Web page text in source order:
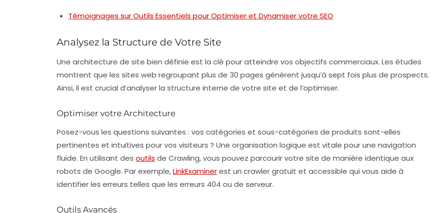
Témoignages sur Outils Essentiels pour Optimiser et Dynamiser votre SEO
Analysez la Structure de Votre Site
Une architecture de site bien définie est la clé pour atteindre vos objectifs commerciaux. Les études
montrent que les sites web regroupant plus de 30 pages génèrent jusqu’à sept fois plus de prospects.
Ainsi, il est crucial d’analyser la structure interne de votre site et de l’optimiser.
Optimiser votre Architecture
Posez-vous les questions suivantes : vos catégories et sous-catégories de produits sont-elles
pertinentes et intuitives pour vos visiteurs ? Une organisation logique est vitale pour une navigation
fluide. En utilisant des outils de Crawling, vous pouvez parcourir votre site de manière identique aux
robots de Google. Par exemple,LinkExaminerest un crawler gratuit et accessible qui vous aide à
identifier les erreurs telles que les erreurs 404 ou de serveur.
Outils Avancés